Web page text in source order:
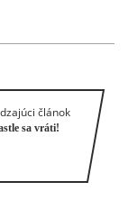
článok
sa vráti!